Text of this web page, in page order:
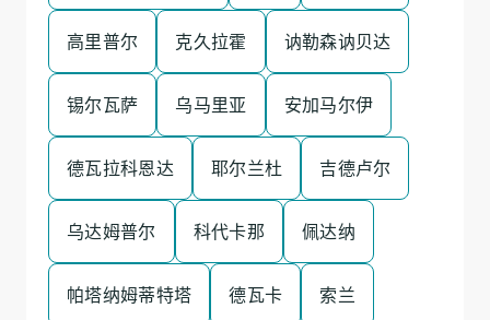
高里普尔 克久拉霍 讷勒森讷贝达
锡尔瓦萨 乌马里亚 安加马尔伊
德瓦拉科恩达 耶尔兰杜 吉德卢尔
乌达姆普尔 科代卡那 佩达纳
帕塔纳姆蒂特塔 德瓦卡 索兰